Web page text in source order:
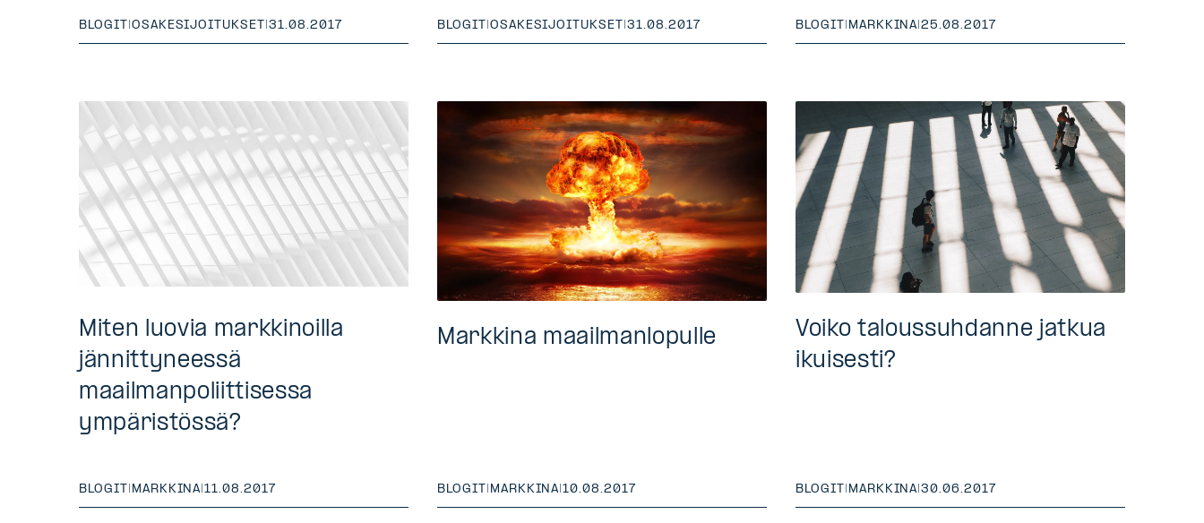
BLOGIT |OSAKESIJOITUKSET |31.08.2017 BLOGIT |OSAKESIJOITUKSET |31.08.2017 BLOGIT | MARKKINA|25.08.2017
Miten luovia markkinoilla
jännittyneessä
maailmanpoliittisessa
ympäristössä?
BLOGIT | MARKKINA|11.08.2017
Markkina maailmanlopulle
BLOGIT | MARKKINA|10.08.2017
Voiko taloussuhdanne jatkua
ikuisesti?
BLOGIT | MARKKINA|30.06.2017